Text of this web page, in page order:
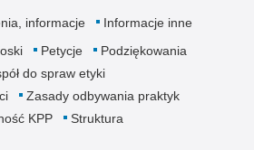
informacje
Informacje inne
Petycje
Podziękowania
do spraw etyki
Zasady odbywania praktyk
KPP Struktura